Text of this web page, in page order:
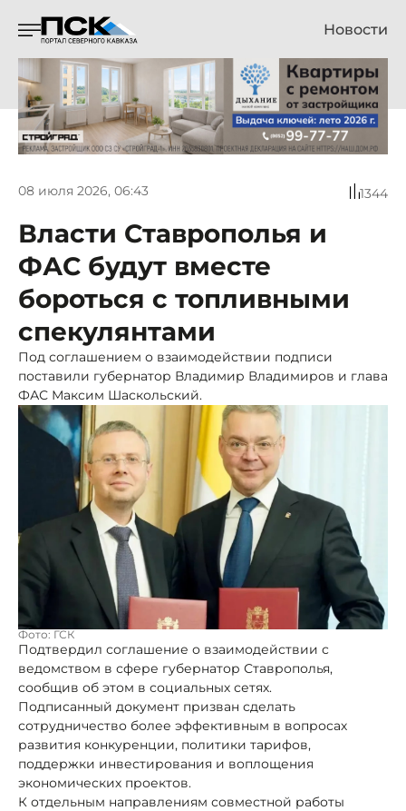
Новости
08 июля 2026, 06:43 1344
Власти Ставрополья и
ФАС будут вместе
бороться с топливными
спекулянтами
Под соглашением о взаимодействии подписи
поставили губернатор Владимир Владимиров и глава
ФАС Максим Шаскольский.
Фото: ГСК
Подтвердил соглашение о взаимодействии с
ведомством в сфере губернатор Ставрополья,
сообщив об этом в социальных сетях.
Подписанный документ призван сделать
сотрудничество более эффективным в вопросах
развития конкуренции, политики тарифов,
поддержки инвестирования и воплощения
экономических проектов.
К отдельным направлениям совместной работы